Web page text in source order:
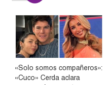
«Solo somos compañeros»:
«Cuco» Cerda aclara